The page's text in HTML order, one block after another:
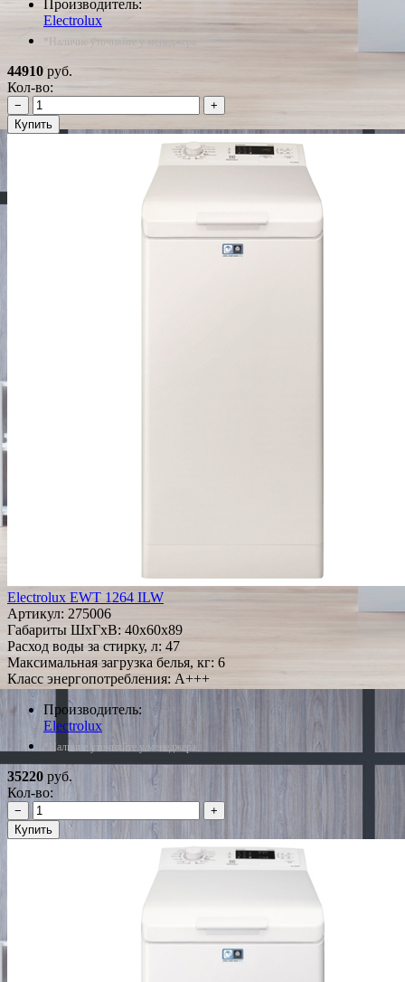
Производитель:
Electrolux
*Наличие уточняйте у менеджера
44910 руб.
Кол-во:
−
+
Купить
Electrolux EWT 1264 ILW
Артикул: 275006
Габариты ШxГxВ: 40x60x89
Расход воды за стирку, л: 47
Максимальная загрузка белья, кг: 6
Класс энергопотребления: A+++
Производитель:
Electrolux
*Наличие уточняйте у менеджера
35220 руб.
Кол-во:
−
+
Купить